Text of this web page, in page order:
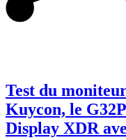
Test du
Kuycon, le
Display XDR